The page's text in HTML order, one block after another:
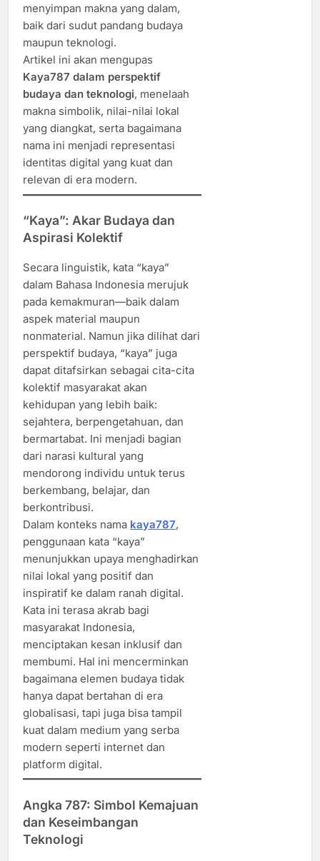
menyimpan makna yang dalam,
baik dari sudut pandang budaya
maupun teknologi.
Artikel ini akan mengupas
Kaya787 dalam perspektif
budaya dan teknologi, menelaah
makna simbolik, nilai-nilai lokal
yang diangkat, serta bagaimana
nama ini menjadi representasi
identitas digital yang kuat dan
relevan di era modern.
“Kaya”: Akar Budaya dan
Aspirasi Kolektif
Secara linguistik, kata “kaya”
dalam Bahasa Indonesia merujuk
pada kemakmuran—baik dalam
aspek material maupun
nonmaterial. Namun jika dilihat dari
perspektif budaya, “kaya” juga
dapat ditafsirkan sebagai cita-cita
kolektif masyarakat akan
kehidupan yang lebih baik:
sejahtera, berpengetahuan, dan
bermartabat. Ini menjadi bagian
dari narasi kultural yang
mendorong individu untuk terus
berkembang, belajar, dan
berkontribusi.
Dalam konteks nama kaya787,
penggunaan kata “kaya”
menunjukkan upaya menghadirkan
nilai lokal yang positif dan
inspiratif ke dalam ranah digital.
Kata ini terasa akrab bagi
masyarakat Indonesia,
menciptakan kesan inklusif dan
membumi. Hal ini mencerminkan
bagaimana elemen budaya tidak
hanya dapat bertahan di era
globalisasi, tapi juga bisa tampil
kuat dalam medium yang serba
modern seperti internet dan
platform digital.
Angka 787: Simbol Kemajuan
dan Keseimbangan
Teknologi